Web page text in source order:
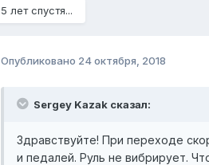
5 лет спустя...
Опубликовано 24 октября, 2018
Sergey Kazak сказал:
Здравствуйте! При переходе
и педалей. Руль не вибрирует.